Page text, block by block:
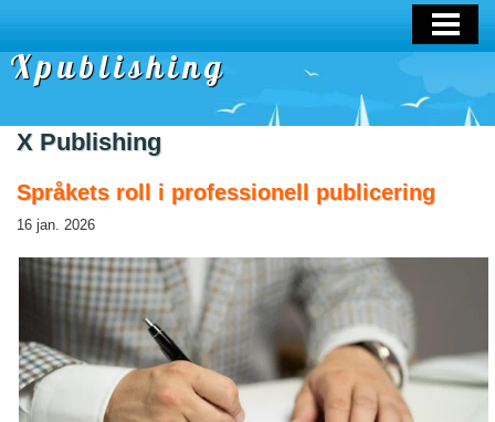
Xpublishing
X Publishing
Språkets roll i professionell publicering
16 jan. 2026